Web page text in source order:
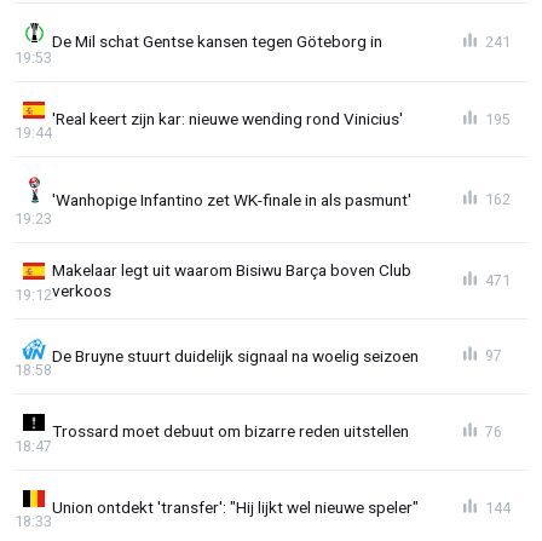
De Mil schat Gentse kansen tegen Göteborg in
19:53
241
'Real keert zijn kar: nieuwe wending rond Vinicius'
19:44
195
'Wanhopige Infantino zet WK-finale in als pasmunt'
19:23
162
Makelaar legt uit waarom Bisiwu Barça boven Club
verkoos
19:12
471
De Bruyne stuurt duidelijk signaal na woelig seizoen
18:58
97
Trossard moet debuut om bizarre reden uitstellen
18:47
76
Union ontdekt 'transfer': "Hij lijkt wel nieuwe speler"
18:33
144